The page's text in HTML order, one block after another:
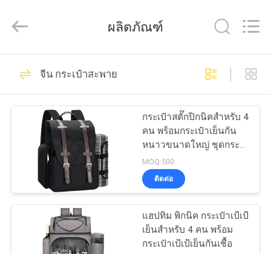
บ้าน
สินค้า
กับ
Limited.
Developed
กรณีฮาร์ด EVA
69
กล่องเก็บของ EVA
49
ผลิตภัณฑ์
จีน กระเป๋าสะพาย
กระเป๋าสตั๊กปิกนิคสําหรับ 4
คน พร้อมกระเป๋าเย็นกัน
หนาวขนาดใหญ่ ชุดกระ
เป๋าปิกนิคพร้อมกระเป๋า
ไวน์
MOQ:500
ติดต่อ
แฮปทิม พิกนิค กระเป๋าเป้เป้
เย็นสําหรับ 4 คน พร้อม
กระเป๋าเป้เป้เย็นกันเชื้อ